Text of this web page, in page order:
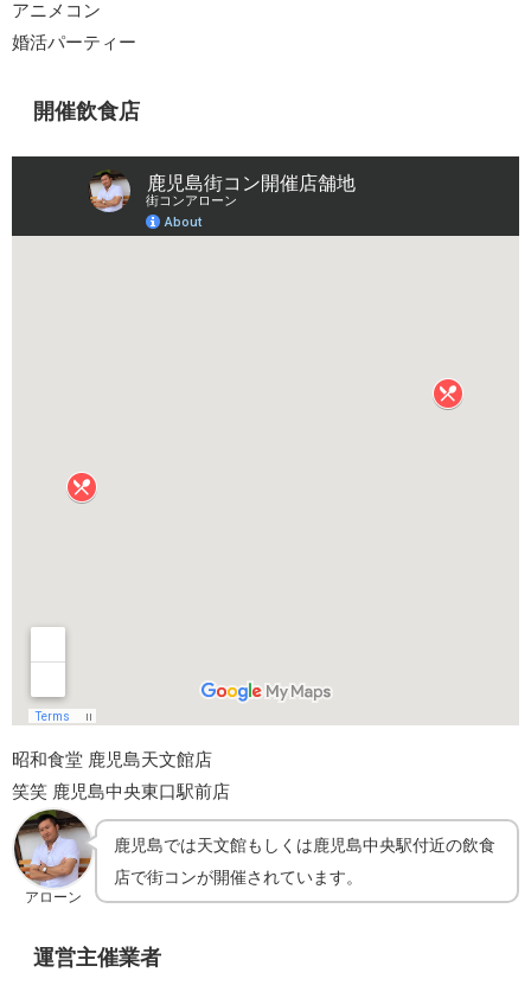
アニメコン
婚活パーティー
開催飲食店
昭和食堂 鹿児島天文館店
笑笑 鹿児島中央東口駅前店
アローン
鹿児島では天文館もしくは鹿児島中央駅付近の飲食
店で街コンが開催されています。
運営主催業者